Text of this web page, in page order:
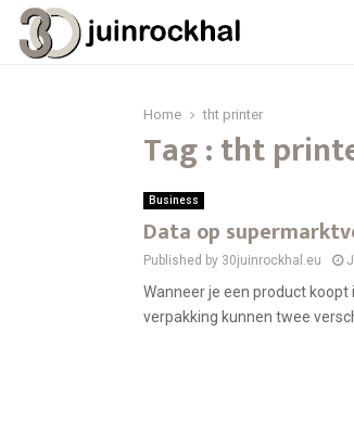
Home tht printer
Tag : tht
Business
Data op
Published by 30juinrockhal.eu
Wanneer je een product
verpakking kunnen twee